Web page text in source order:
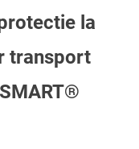
la
transport